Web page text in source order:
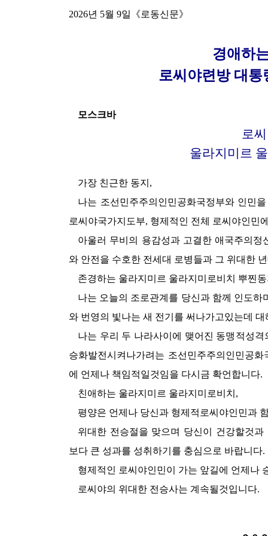
2026년 5월 9일《로동신문》
경애하
로씨야련방 대
모스크바
로
울라지미르
가장 친근한 동지,
나는 조선민주주의인민공화국정부와 인민
로씨야국가지도부, 형제적인 전체 로씨야인민
아울러 무비의 용감성과 고결한 애국주의
와 안전을 수호한 전세대 로병들과 그 위대한
존경하는 울라지미르 울라지미로비치 뿌찐
나는 오늘의 조로관계를 당신과 함께 인도
와 번영의 빛나는 새 전기를 써나가고있는데
나는 우리 두 나라사이에 맺어진 동맹적성
승화발전시켜나가려는 조선민주주의인민공
에 언제나 책임적일것임을 다시금 확언합니다.
친애하는 울라지미르 울라지미로비치,
평양은 언제나 당신과 형제적로씨야인민과
위대한 전승절을 맞으며 당신이 건강할것
보다 큰 성과를 성취하기를 충심으로 바랍니다.
형제적인 로씨야인민이 가는 앞길에 언제나
로씨야의 위대한 전승사는 계속될것입니다.